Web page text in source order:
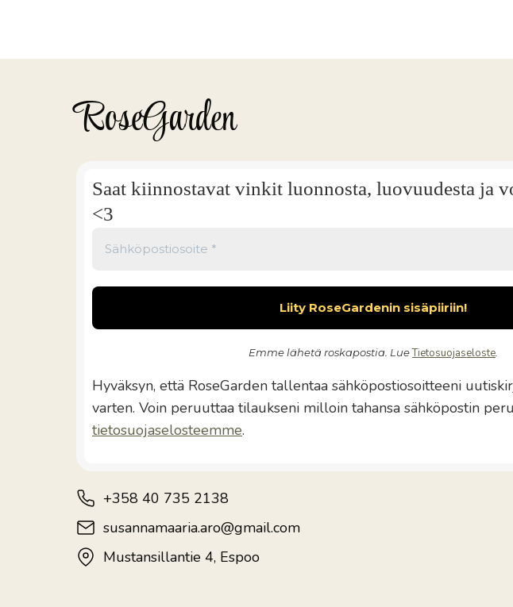
RoseGarden
Saat kiinnostavat vinkit luonnosta, luovuudesta ja
<3
Emme lähetä roskapostia. LueTietosuojaseloste
Hyväksyn, että RoseGarden tallentaa sähköpostiosoitteeni
varten. Voin peruuttaa tilaukseni milloin tahansa sähköpostin
tietosuojaselosteemme.
+358 40 735 2138
susannamaaria.aro@gmail.com
Mustansillantie 4, Espoo